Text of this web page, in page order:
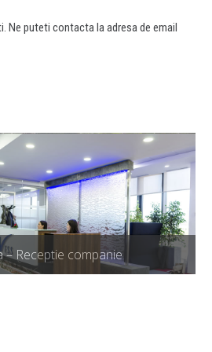
Ne puteti contacta la adresa de email
– Receptie companie